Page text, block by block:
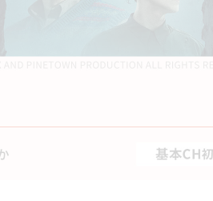
地域メディア